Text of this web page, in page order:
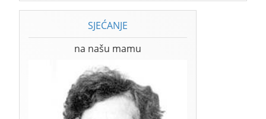
SJEĆANJE
na našu mamu